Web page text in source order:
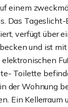
einem
Das Tageslicht-
verfügt über
und ist
Toilette
der Wohnung
Ein Kellerraum